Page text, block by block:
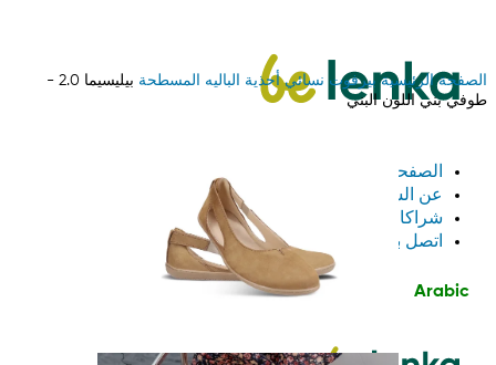
الصفحة الرئيسية
عن الشركة
شراكات بين الشركات
اتصل بنا
Arabic
الصفحة الرئيسية بيرفوت نسائيأحذية الباليه المسطحة
بيليسيما 2.0 -
طوفي بني اللون البني